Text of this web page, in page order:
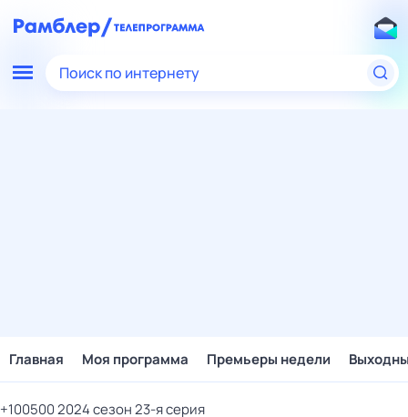
Поиск по интернету
Главная Моя программа Премьеры недели
+100500 2024 сезон 23-я серия